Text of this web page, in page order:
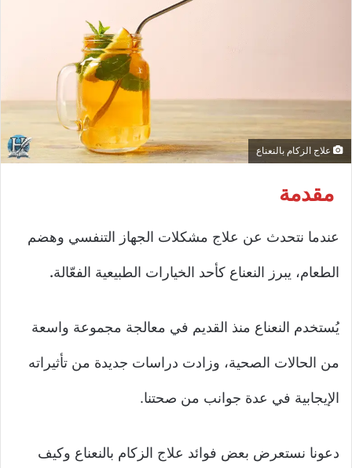
علاج الزكام بالنعناع
مقدمة
عندما نتحدث عن علاج مشكلات الجهاز التنفسي وهضم
الطعام، يبرز النعناع كأحد الخيارات الطبيعية الفعّالة.
يُستخدم النعناع منذ القديم في معالجة مجموعة واسعة
من الحالات الصحية، وزادت دراسات جديدة من تأثيراته
الإيجابية في عدة جوانب من صحتنا.
دعونا نستعرض بعض فوائد علاج الزكام بالنعناع وكيف